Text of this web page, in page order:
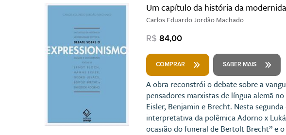
Um capítulo da história da
Carlos Eduardo Jordão Machado
R$ 84,00
COMPRAR SABER MAIS
A obra reconstrói o debate sobre a
pensadores marxistas de língua alemã
Eisler, Benjamin e Brecht. Nesta
interpretativa da polêmica Adorno x
ocasião do funeral de Bertolt Brecht” e